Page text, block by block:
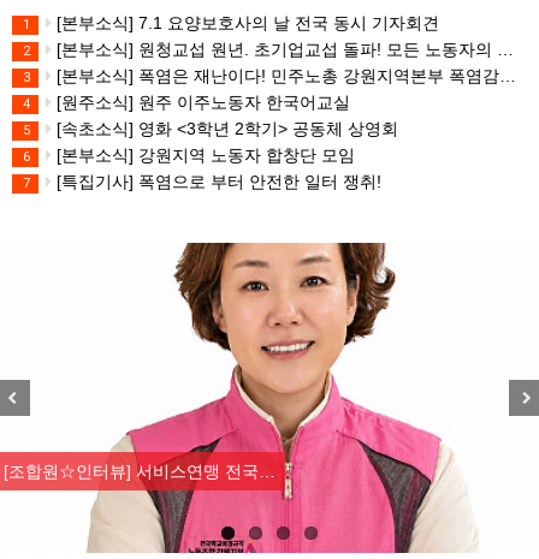
1 [본부소식] 7.1 요양보호사의 날 전국 동시 기자회견
2 [본부소식] 원청교섭 원년. 초기업교섭 돌파! 모든 노동자의 노동기본권 쟁취! 민주노총 7.15 총파업대회
3 [본부소식] 폭염은 재난이다! 민주노총 강원지역본부 폭염감시단 선포 기자회견
4 [원주소식] 원주 이주노동자 한국어교실
5 [속초소식] 영화 <3학년 2학기> 공동체 상영회
6 [본부소식] 강원지역 노동자 합창단 모임
7 [특집기사] 폭염으로 부터 안전한 일터 쟁취!
[조합원☆인터뷰] 서비스연맹 전국…